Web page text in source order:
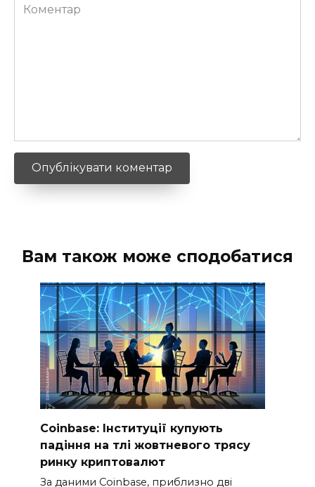
Коментар
Вам також може сподобатися
Coinbase: Інституції купують
падіння на тлі жовтневого трясу
ринку криптовалют
За даними Coinbase, приблизно дві